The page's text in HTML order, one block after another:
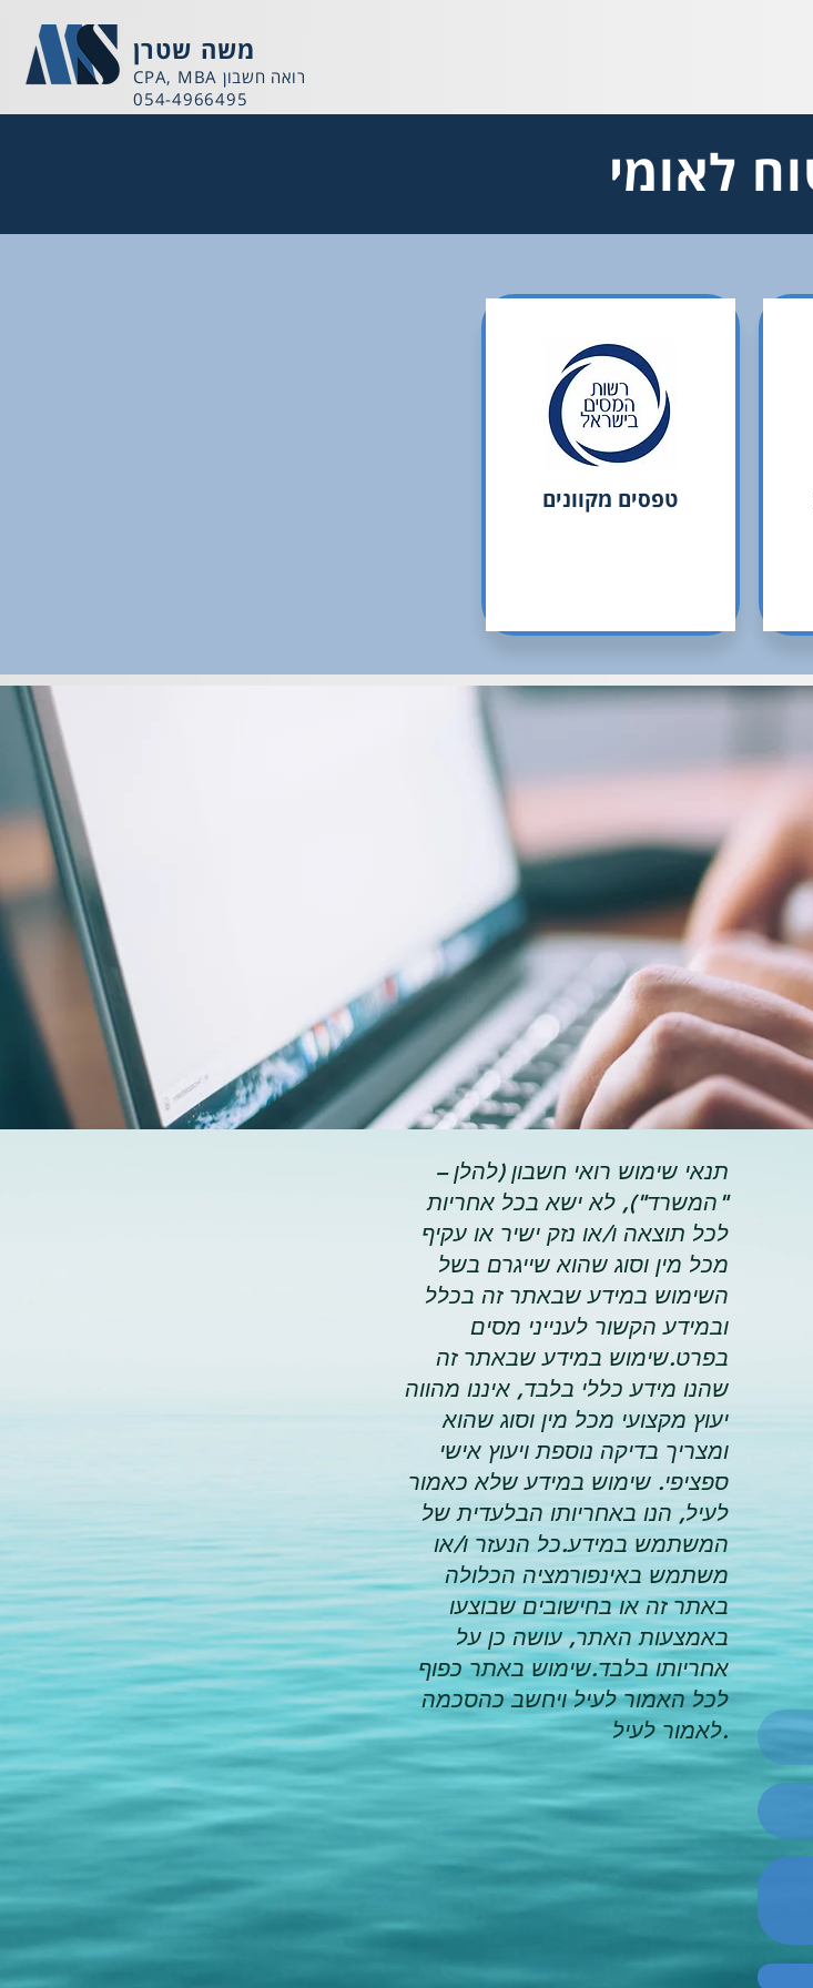
משה שטרן
רואה חשבון CPA, MBA
054-4966495
לאומי
טפסים מקוונים
תנאי שימוש רואי חשבון (להלן –
"המשרד"), לא ישא בכל אחריות
לכל תוצאה ו/או נזק ישיר או עקיף
מכל מין וסוג שהוא שייגרם בשל
השימוש במידע שבאתר זה בכלל
ובמידע הקשור לענייני מסים
בפרט.שימוש במידע שבאתר זה
שהנו מידע כללי בלבד, איננו מהווה
יעוץ מקצועי מכל מין וסוג שהוא
ומצריך בדיקה נוספת ויעוץ אישי
ספציפי. שימוש במידע שלא כאמור
לעיל, הנו באחריותו הבלעדית של
המשתמש במידע.כל הנעזר ו/או
משתמש באינפורמציה הכלולה
באתר זה או בחישובים שבוצעו
באמצעות האתר, עושה כן על
אחריותו בלבד.שימוש באתר כפוף
לכל האמור לעיל ויחשב כהסכמה
לאמור לעיל.